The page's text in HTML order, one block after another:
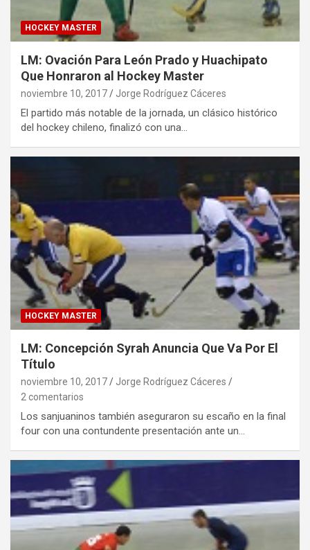
HOCKEY MASTER
LM: Ovación Para León Prado y Huachipato
Que Honraron al Hockey Master
noviembre 10, 2017 Jorge Rodríguez Cáceres
El partido más notable de la jornada, un clásico histórico
del hockey chileno, finalizó con una…
HOCKEY MASTER
LM: Concepción Syrah Anuncia Que Va Por El
Título
noviembre 10, 2017
Jorge Rodríguez Cáceres
2 comentarios
Los sanjuaninos también aseguraron su escaño en la final
four con una contundente presentación ante un…